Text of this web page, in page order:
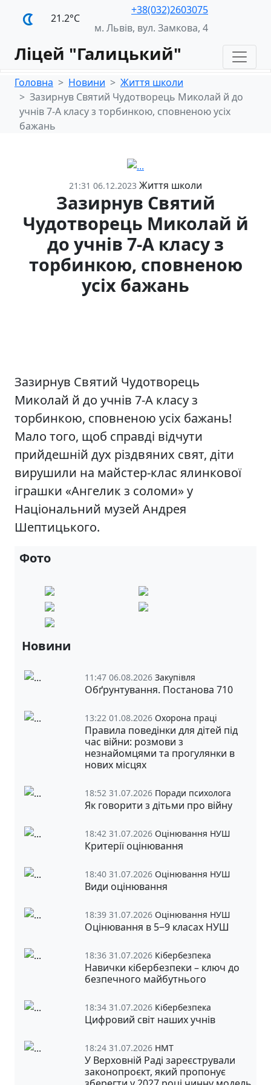
21.2°С
+38(032)2603075
м. Львів, вул. Замкова, 4
Ліцей "Галицький"
Головна Новини
Життя школи
Зазирнув Святий Чудотворець Миколай й до
учнів 7-А класу з торбинкою, сповненою усіх
бажань
21:31 06.12.2023 Життя школи
Зазирнув Святий
Чудотворець Миколай й
до учнів 7-А класу з
торбинкою, сповненою
усіх бажань
Зазирнув Святий Чудотворець
Миколай й до учнів 7-А класу з
торбинкою, сповненою усіх бажань!
Мало того, щоб справді відчути
прийдешній дух різдвяних свят, діти
вирушили на майстер-клас ялинкової
іграшки «Ангелик з соломи» у
Національний музей Андрея
Шептицького.
Фото
Новини
11:47 06.08.2026 Закупівля
Обґрунтування. Постанова 710
13:22 01.08.2026 Охорона праці
Правила поведінки для дітей під
час війни: розмови з
незнайомцями та прогулянки в
нових місцях
18:52 31.07.2026 Поради психолога
Як говорити з дітьми про війну
18:42 31.07.2026 Оцінювання НУШ
Критерії оцінювання
18:40 31.07.2026 Оцінювання НУШ
Види оцінювання
18:39 31.07.2026 Оцінювання НУШ
Оцінювання в 5‒9 класах НУШ
18:36 31.07.2026 Кібербезпека
Навички кібербезпеки – ключ до
безпечного майбутнього
18:34 31.07.2026 Кібербезпека
Цифровий світ наших учнів
18:24 31.07.2026 НМТ
У Верховній Раді зареєстрували
законопроєкт, який пропонує